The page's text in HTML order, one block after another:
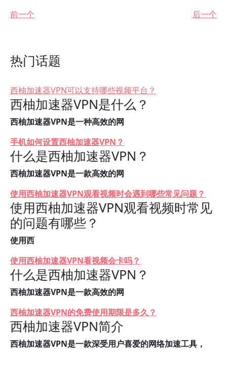
前一个 后一个
热门话题
西柚加速器VPN可以支持哪些视频平台？
西柚加速器VPN是什么？
西柚加速器VPN是一种高效的网
手机如何设置西柚加速器VPN？
什么是西柚加速器VPN？
西柚加速器VPN是一款高效的网
使用西柚加速器VPN观看视频时会遇到哪些常见问题？
使用西柚加速器VPN观看视频时常见
的问题有哪些？
使用西
使用西柚加速器VPN看视频会卡吗？
什么是西柚加速器VPN？
西柚加速器VPN是一款高效的网
西柚加速器VPN的免费使用期限是多久？
西柚加速器VPN简介
西柚加速器VPN是一款深受用户喜爱的网络加速工具，